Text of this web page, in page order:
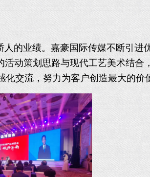
的业绩。 嘉豪国际传媒不断引进
动策划思路与现代工艺美术结合
交流，努力为客户创造最大的价